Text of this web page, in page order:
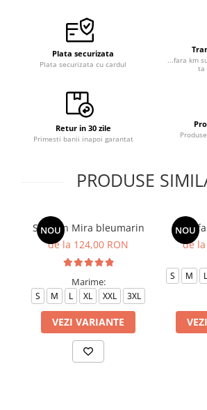
Plata securizata
Plata securizata cu cardul
...fara km
ta
Retur in 30 zile
Primesti banii inapoi garantat
PRODUSE
NOU
Sarafan Mira bleumarin
de la 124,00 RON
Marime:
S M L XL XXL 3XL
VEZI VARIANTE
NOU
de la
S M L